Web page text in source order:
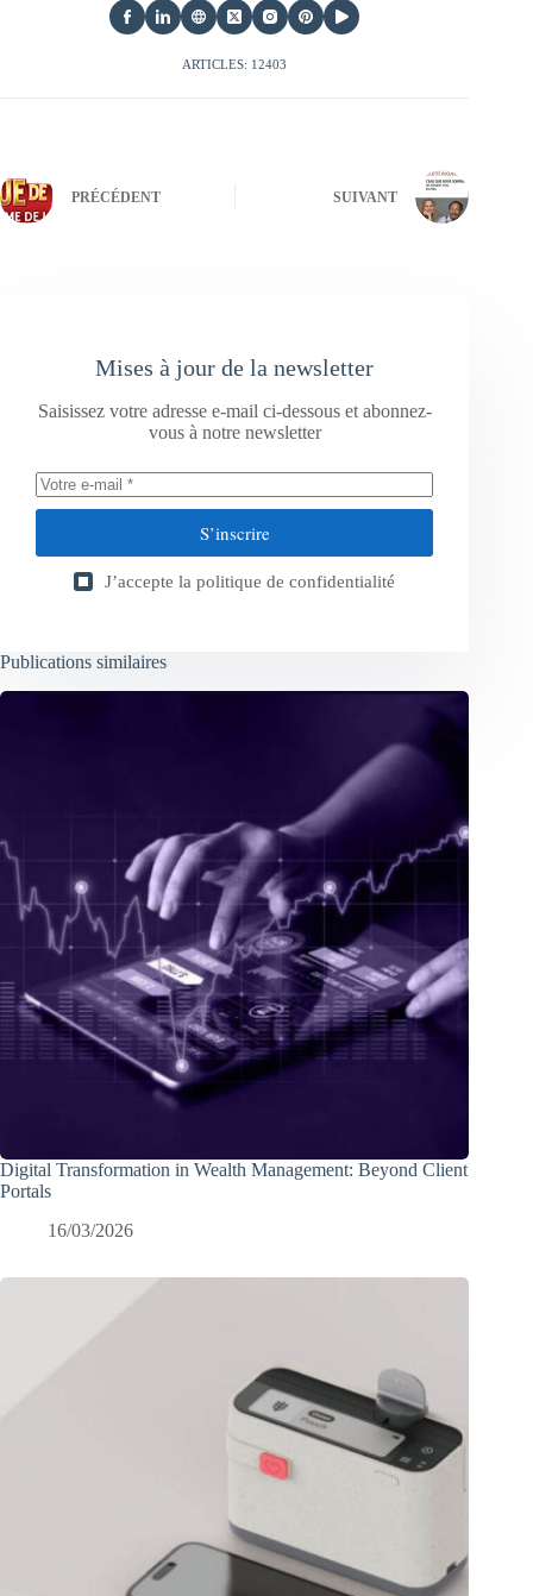
ARTICLES: 12403
PRÉCÉDENT SUIVANT
Mises à jour de la newsletter
Saisissez votre adresse e-mail ci-dessous et abonnez-
vous à notre newsletter
S’inscrire
J’accepte la politique de confidentialité
Publications similaires
Digital Transformation in Wealth Management: Beyond Client
Portals
16/03/2026